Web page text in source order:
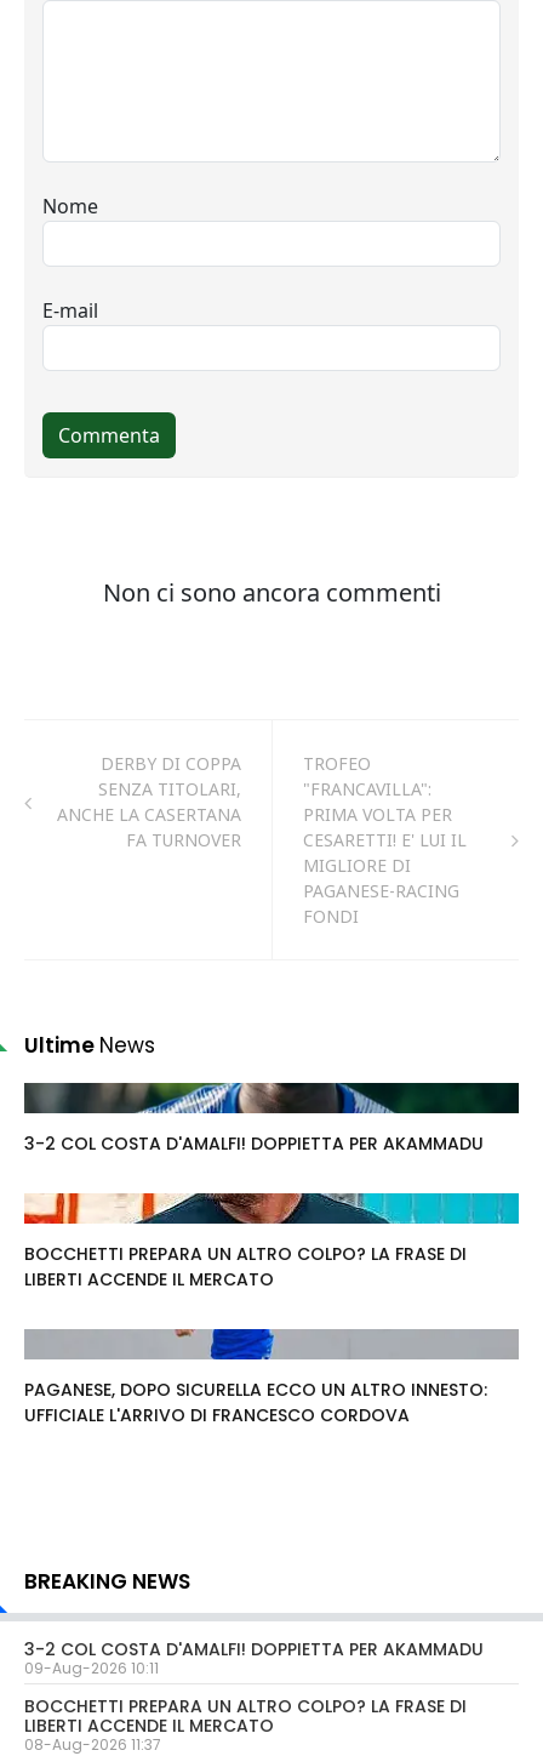
DERBY DI COPPA
SENZA TITOLARI,
ANCHE LA CASERTANA
FA TURNOVER
TROFEO
"FRANCAVILLA":
PRIMA VOLTA PER
CESARETTI! E' LUI IL
MIGLIORE DI
PAGANESE-RACING
FONDI
Ultime News
3-2 COL COSTA D'AMALFI! DOPPIETTA PER AKAMMADU
BOCCHETTI PREPARA UN ALTRO COLPO? LA FRASE DI
LIBERTI ACCENDE IL MERCATO
PAGANESE, DOPO SICURELLA ECCO UN ALTRO INNESTO:
UFFICIALE L'ARRIVO DI FRANCESCO CORDOVA
BREAKING NEWS
3-2 COL COSTA D'AMALFI! DOPPIETTA PER AKAMMADU
09-Aug-2026 10:11
BOCCHETTI PREPARA UN ALTRO COLPO? LA FRASE DI
LIBERTI ACCENDE IL MERCATO
08-Aug-2026 11:37